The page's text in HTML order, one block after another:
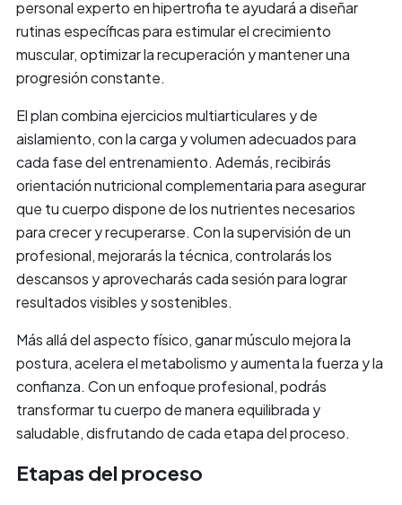
personal experto en hipertrofia te ayudará a diseñar
rutinas específicas para estimular el crecimiento
muscular, optimizar la recuperación y mantener una
progresión constante.
El plan combina ejercicios multiarticulares y de
aislamiento, con la carga y volumen adecuados para
cada fase del entrenamiento. Además, recibirás
orientación nutricional complementaria para asegurar
que tu cuerpo dispone de los nutrientes necesarios
para crecer y recuperarse. Con la supervisión de un
profesional, mejorarás la técnica, controlarás los
descansos y aprovecharás cada sesión para lograr
resultados visibles y sostenibles.
Más allá del aspecto físico, ganar músculo mejora la
postura, acelera el metabolismo y aumenta la fuerza y la
confianza. Con un enfoque profesional, podrás
transformar tu cuerpo de manera equilibrada y
saludable, disfrutando de cada etapa del proceso.
Etapas del proceso